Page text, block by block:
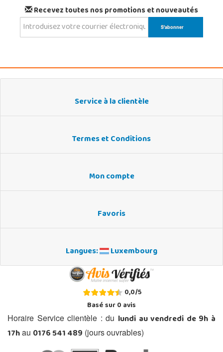
Recevez toutes nos promotions et nouveautés
Service à la clientèle
Termes et Conditions
Mon compte
Favoris
Langues: Luxembourg
0,0/5
Basé sur0avis
Horaire Service clientèle : du lundi au vendredi de 9h à
17hau 0176 541 489 (jours ouvrables)